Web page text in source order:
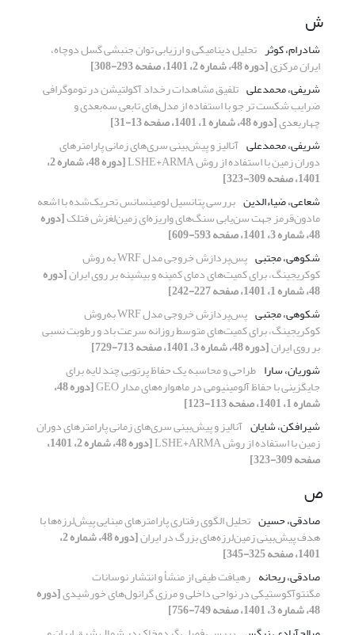
ش
شادرام، کوثر تحلیل دینامیکی و ارزیابی توان جنبشی گسل دوچاه،
ایران مرکزی[دوره 48، شماره 2، 1401، صفحه 293-308]
شریفی، محمدعلی تلفیق مشاهدات رخداد آکولتیشن در توموگرافی
ضرایب شکست تر جو با استفاده از مدل‌های تابعی سه‌بعدی و
چهاربعدی[دوره 48، شماره 1، 1401، صفحه 13-31]
شریفی، محمدعلی آنالیز و پیش‌بینی سری‌های زمانی پارامترهای
دوران زمین با استفاده از روش LSHE+ARMA [دوره 48، شماره 2،
1401، صفحه 309-323]
شعاعی، ضیاءالدین بررسی پتانسیل لومینسانس تحریک‌شده با اشعه
مادون‌قرمز جهت سن‌یابی سنگ‌های واریزه‌ای زمین‌لغزش فتلک[دوره
48، شماره 3، 1401، صفحه 593-609]
شکوهی، مجتبی
پس‌پردازش خروجی مدل WRF به روش
کوکریجینگ، برای کمیت‌های دمای کمینه و بیشینه بر روی ایران[دوره
48، شماره 1، 1401، صفحه 227-242]
شکوهی، مجتبی
پس‌پردازش خروجی مدل WRF به‌روش
کوکریجینگ، برای کمیت‌های متوسط روزانه سرعت باد و رطوبت نسبی
بر روی ایران[دوره 48، شماره 3، 1401، صفحه 713-729]
شوریان، سارا طراحی و محاسبه یک حفاظ پرتویی چند لایه برای
جایگزینی با حفاظ آلومینیومی در ماهواره‌‌های مدار GEO [دوره 48،
شماره 1، 1401، صفحه 113-123]
شیرافکن، شایان آنالیز و پیش‌بینی سری‌های زمانی پارامترهای دوران
زمین با استفاده از روش LSHE+ARMA [دوره 48، شماره 2، 1401،
صفحه 309-323]
ص
صادقی، حسین تحلیل الگوی رفتاری پارامترهای مبنایی پیش‌لرزه‌ها با
هدف پیش‌بینی زمین‌لرزه‌های بزرگ در ایران [دوره 48، شماره 2،
1401، صفحه 325-345]
صادقی، ریحانه رهیافت طیفی از منشأ و انتشار نوسانات
مگنتوآکوستیکی در نواحی داخلی و مرزی گرانول‌های خورشیدی[دوره
48، شماره 3، 1401، صفحه 749-756]